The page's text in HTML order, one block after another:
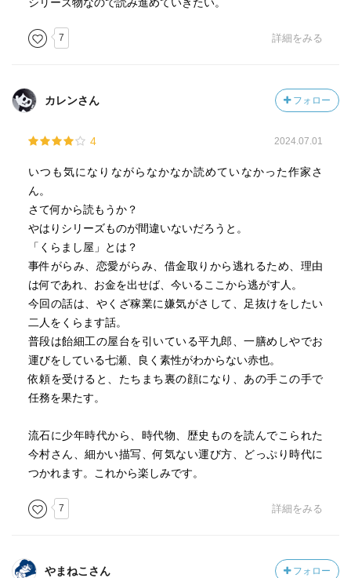
7 詳細をみる
カレンさん フォロー
4 2024.07.01
いつも気になりながらなかなか読めていなかった作家さ
ん。
さて何から読もうか？
やはりシリーズものが間違いないだろうと。
「くらまし屋」とは？
事件がらみ、恋愛がらみ、借金取りから逃れるため、理由
は何であれ、お金を出せば、今いるここから逃がす人。
今回の話は、やくざ稼業に嫌気がさして、足抜けをしたい
二人をくらます話。
普段は飴細工の屋台を引いている平九郎、一膳めしやでお
運びをしている七瀬、良く素性がわからない赤也。
依頼を受けると、たちまち裏の顔になり、あの手この手で
任務を果たす。
流石に少年時代から、時代物、歴史ものを読んでこられた
今村さん、細かい描写、何気ない運び方、どっぷり時代に
つかれます。これから楽しみです。
7 詳細をみる
やまねこさん フォロー